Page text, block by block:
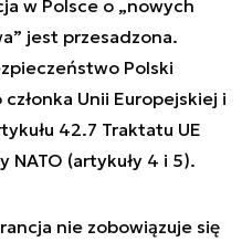
w Polsce o „nowych
jest przesadzona.
Polski
Unii Europejskiej i
42.7 Traktatu UE
NATO (artykuły 4 i 5).
nie zobowiązuje się